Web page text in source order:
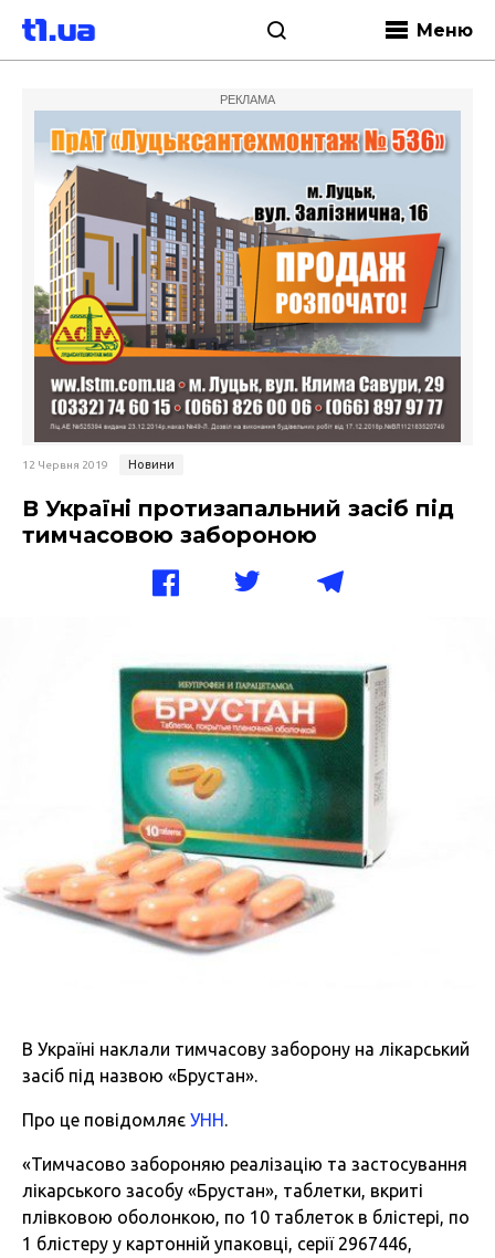
Меню
РЕКЛАМА
12 Червня 2019 Новини
В Україні протизапальний засіб під
тимчасовою забороною
В Україні наклали тимчасову заборону на лікарський
засіб під назвою «Брустан».
Про це повідомляє УНН .
«Тимчасово забороняю реалізацію та застосування
лікарського засобу «Брустан», таблетки, вкриті
плівковою оболонкою, по 10 таблеток в блістері, по
1 блістеру у картонній упаковці, серії 2967446,